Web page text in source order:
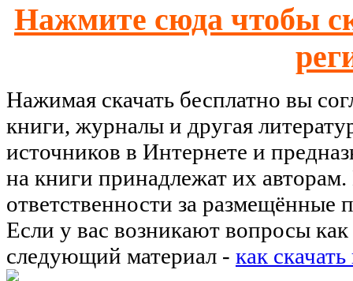
Нажмите сюда чтобы
Нажимая скачать бесплатно вы
книги, журналы и другая
источников в Интернете и
на книги принадлежат их
ответственности за размещённые
Если у вас возникают вопросы как
следующий материал - как